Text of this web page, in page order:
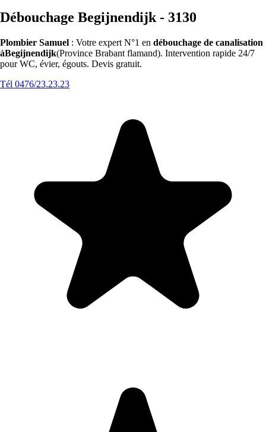
Débouchage Begijnendijk - 3130
Plombier Samuel : Votre expert N°1 en débouchage de canalisation
àBegijnendijk(Province Brabant flamand). Intervention rapide 24/7
pour WC, évier, égouts. Devis gratuit.
Tél 0476/23.23.23